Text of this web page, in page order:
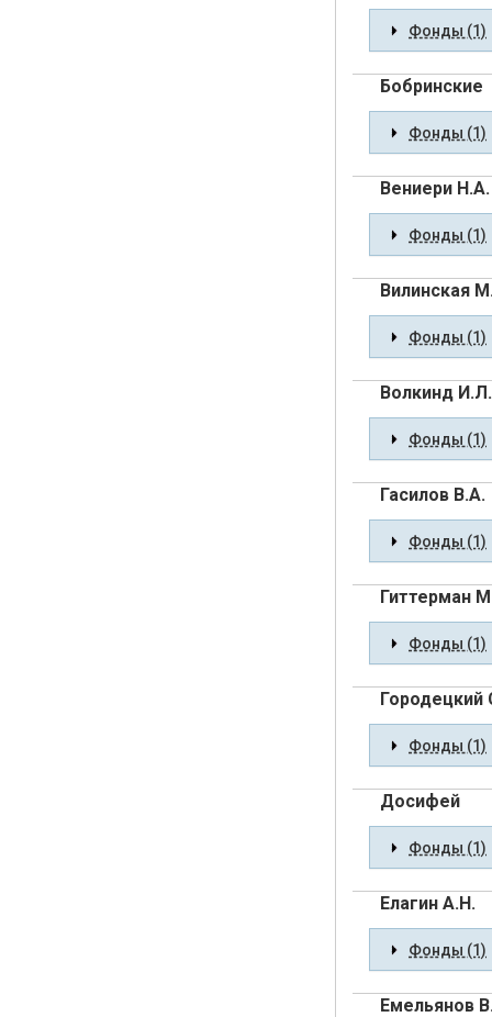
Фонды (1)
Бобринские
Фонды (1)
Вениери Н.А.
Фонды (1)
Вилинская
Фонды (1)
Волкинд И.Л.
Фонды (1)
Гасилов В.А.
Фонды (1)
Гиттерман
Фонды (1)
Городецкий
Фонды (1)
Досифей
Фонды (1)
Елагин А.Н.
Фонды (1)
Емельянов